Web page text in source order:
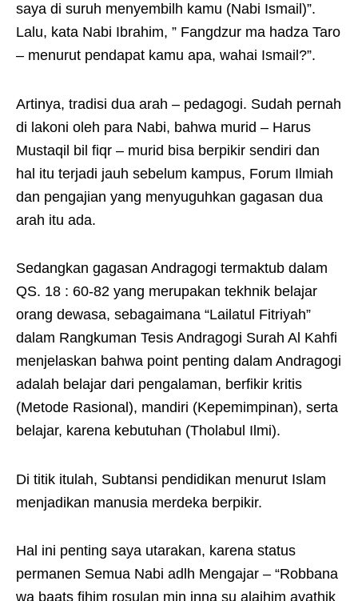
saya di suruh menyembilh kamu (Nabi Ismail)”.
Lalu, kata Nabi Ibrahim, ” Fangdzur ma hadza Taro
– menurut pendapat kamu apa, wahai Ismail?”.
Artinya, tradisi dua arah – pedagogi. Sudah pernah
di lakoni oleh para Nabi, bahwa murid – Harus
Mustaqil bil fiqr – murid bisa berpikir sendiri dan
hal itu terjadi jauh sebelum kampus, Forum Ilmiah
dan pengajian yang menyuguhkan gagasan dua
arah itu ada.
Sedangkan gagasan Andragogi termaktub dalam
QS. 18 : 60-82 yang merupakan tekhnik belajar
orang dewasa, sebagaimana “Lailatul Fitriyah”
dalam Rangkuman Tesis Andragogi Surah Al Kahfi
menjelaskan bahwa point penting dalam Andragogi
adalah belajar dari pengalaman, berfikir kritis
(Metode Rasional), mandiri (Kepemimpinan), serta
belajar, karena kebutuhan (Tholabul Ilmi).
Di titik itulah, Subtansi pendidikan menurut Islam
menjadikan manusia merdeka berpikir.
Hal ini penting saya utarakan, karena status
permanen Semua Nabi adlh Mengajar – “Robbana
wa baats fihim rosulan min inna su alaihim ayathik